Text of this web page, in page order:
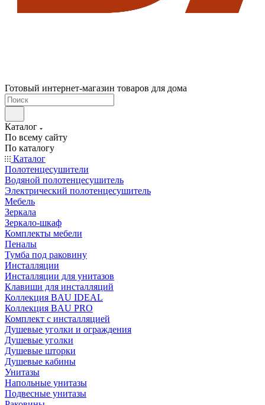
Готовый интернет-магазин товаров для дома
Каталог
По всему сайту
По каталогу
Каталог
Полотенцесушители
Водяной полотенцесушитель
Электрический полотенцесушитель
Мебель
Зеркала
Зеркало-шкаф
Комплекты мебели
Пеналы
Тумба под раковину
Инсталляции
Инсталляции для унитазов
Клавиши для инсталляций
Коллекция BAU IDEAL
Коллекция BAU PRO
Комплект с инсталляцией
Душевые уголки и ограждения
Душевые уголки
Душевые шторки
Душевые кабины
Унитазы
Напольные унитазы
Подвесные унитазы